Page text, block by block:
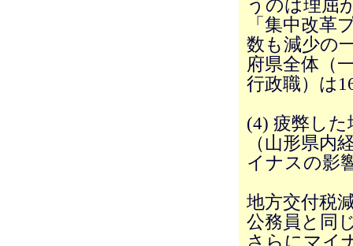
うのは理屈
「集中改革
数も減少の
府県全体（
行政職）は
(4) 疲弊し
（山形県内
イナスの影
地方交付税
公務員と同
さらにマイ